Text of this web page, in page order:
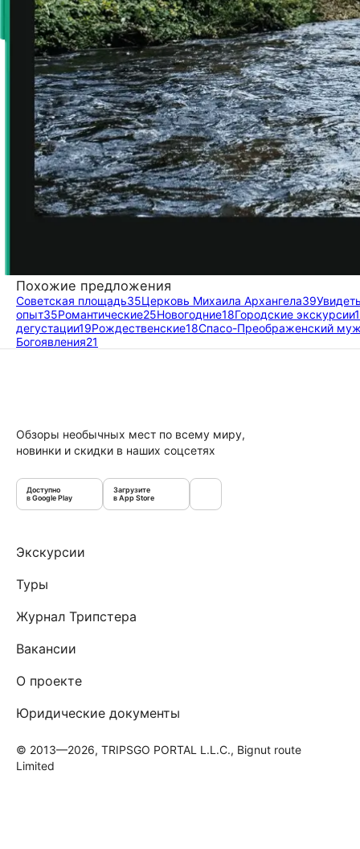
Похожие предложения
Советская площадь35Церковь Михаила Архангела39
опыт35Романтические25Новогодние18Городские экскурсии
дегустации19Рождественские18Спасо-Преображенский
Богоявления21
Обзоры необычных мест по всему миру,
новинки и скидки в наших соцсетях
Доступно
в Google Play
Загрузите
в App Store
Экскурсии
Туры
Журнал Трипстера
Вакансии
О проекте
Юридические документы
© 2013—2026, TRIPSGO PORTAL L.L.C., Bignut route
Limited